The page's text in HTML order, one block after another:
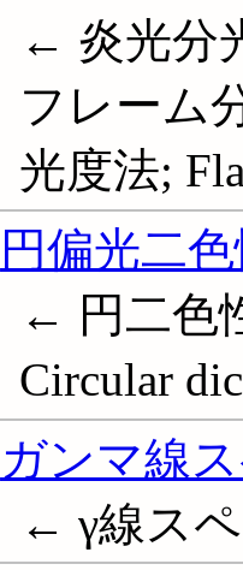
← 炎光分
フレーム
光度法;
円偏光二
← 円二色
Circular
ガンマ線
← γ線ス